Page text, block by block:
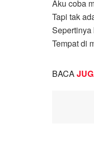
Aku coba
Tapi tak
Sepertinya
Tempat di
BACA